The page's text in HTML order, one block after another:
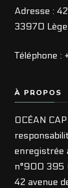
Adresse :
33970
Téléphone
À PROPOS
OCÉAN
enregistrée
n°900 395
42 avenue